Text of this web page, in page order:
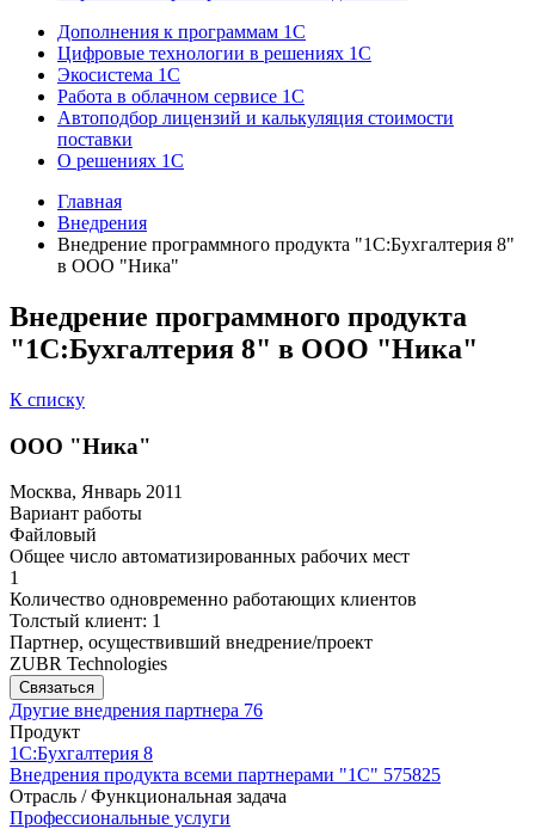
Дополнения к программам 1С
Цифровые технологии в решениях 1С
Экосистема 1С
Работа в облачном сервисе 1С
Автоподбор лицензий и калькуляция стоимости
поставки
О решениях 1С
Главная
Внедрения
Внедрение программного продукта "1С:Бухгалтерия 8"
в ООО "Ника"
Внедрение программного продукта
"1С:Бухгалтерия 8" в ООО "Ника"
К списку
ООО "Ника"
Москва, Январь 2011
Вариант работы
Файловый
Общее число автоматизированных рабочих мест
1
Количество одновременно работающих клиентов
Толстый клиент: 1
Партнер, осуществивший внедрение/проект
ZUBR Technologies
Связаться
Другие внедрения партнера 76
Продукт
1С:Бухгалтерия 8
Внедрения продукта всеми партнерами "1С" 575825
Отрасль / Функциональная задача
Профессиональные услуги